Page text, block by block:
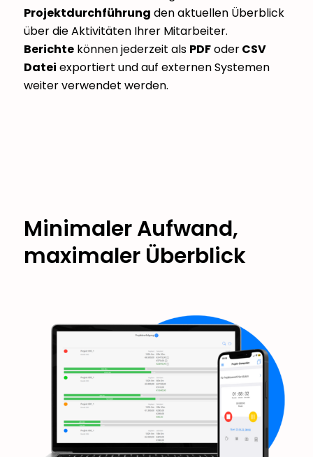
Projektdurchführung den aktuellen Überblick
über die Aktivitäten Ihrer Mitarbeiter.
Berichtekönnen jederzeit als PDFoderCSV
Datei exportiert und auf externen Systemen
weiter verwendet werden.
Minimaler Aufwand,
maximaler Überblick